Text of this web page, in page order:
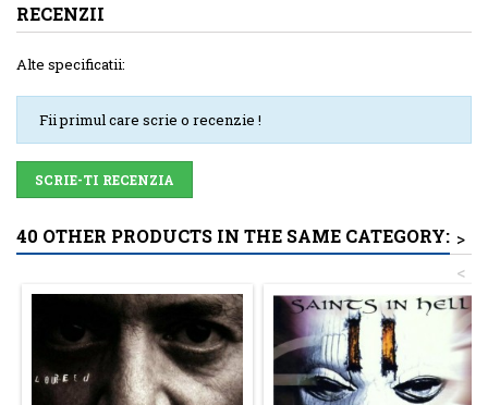
RECENZII
Alte specificatii:
Fii primul care scrie o recenzie !
SCRIE-TI RECENZIA
40 OTHER PRODUCTS IN THE SAME CATEGORY: >
<